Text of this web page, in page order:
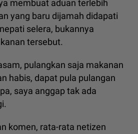
membuat aduan terlebih
yang baru dijamah didapati
selera, bukannya
tersebut.
pulangkan saja makanan
habis, dapat pula pulangan
saya anggap tak ada
komen, rata-rata netizen